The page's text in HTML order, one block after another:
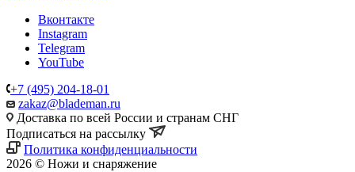
Вконтакте
Instagram
Telegram
YouTube
+7 (495) 204-18-01
zakaz@blademan.ru
Доставка по всей России и странам СНГ
Подписаться на рассылку
Политика конфиденциальности
2026 © Ножи и снаряжение